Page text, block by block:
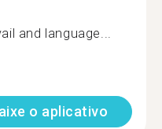
and language...
o aplicativo